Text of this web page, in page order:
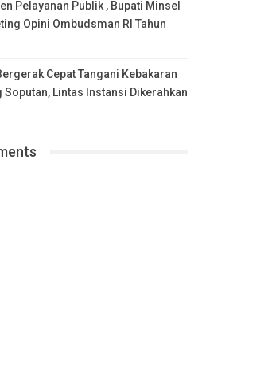
Pelayanan Publik , Bupati Minsel
Opini Ombudsman RI Tahun
Cepat Tangani Kebakaran
Soputan, Lintas Instansi Dikerahkan